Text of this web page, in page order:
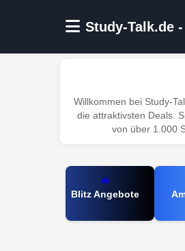
Study-Talk.de
Willkommen bei Study-
die attraktivsten Deals.
von über 1.000
🔥
Blitz Angebote